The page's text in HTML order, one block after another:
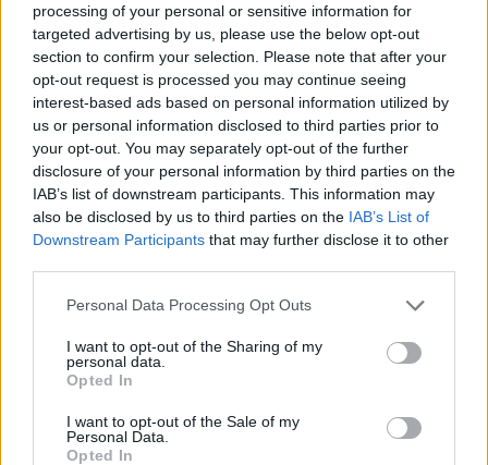
processing of your personal or sensitive information for
targeted advertising by us, please use the below opt-out
section to confirm your selection. Please note that after your
opt-out request is processed you may continue seeing
interest-based ads based on personal information utilized by
us or personal information disclosed to third parties prior to
your opt-out. You may separately opt-out of the further
disclosure of your personal information by third parties on the
IAB’s list of downstream participants. This information may
also be disclosed by us to third parties on the IAB’s List of
Downstream Participants that may further disclose it to other
Please note that this website/app uses one or more Google
not limited to your visit or usage behaviour. You may click to
grant or deny consent to Google and its third-party tags to
use your data for below specified purposes in below Google
consent section.
Personal Data Processing Opt Outs
I want to opt-out of the Sharing of my
personal data.
Opted In
I want to opt-out of the Sale of my
Personal Data.
Opted In
ΗΛΙΑΣ ΠΑΠΑΪΩΑΝΝΟΥ
08/03/2026
Αναγνώριση και σεβασμός
οι σημαντικότερες νίκες του
Α.Ο. Θήρας